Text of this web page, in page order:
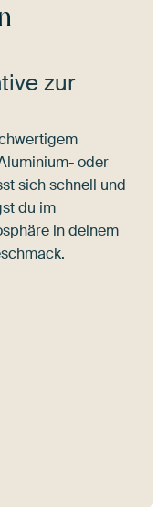
zur
oder
sich schnell und
du im
in deinem